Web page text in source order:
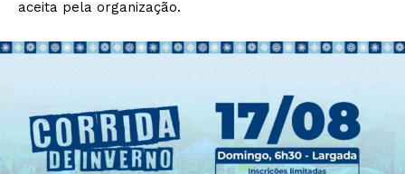
aceita pela organização.